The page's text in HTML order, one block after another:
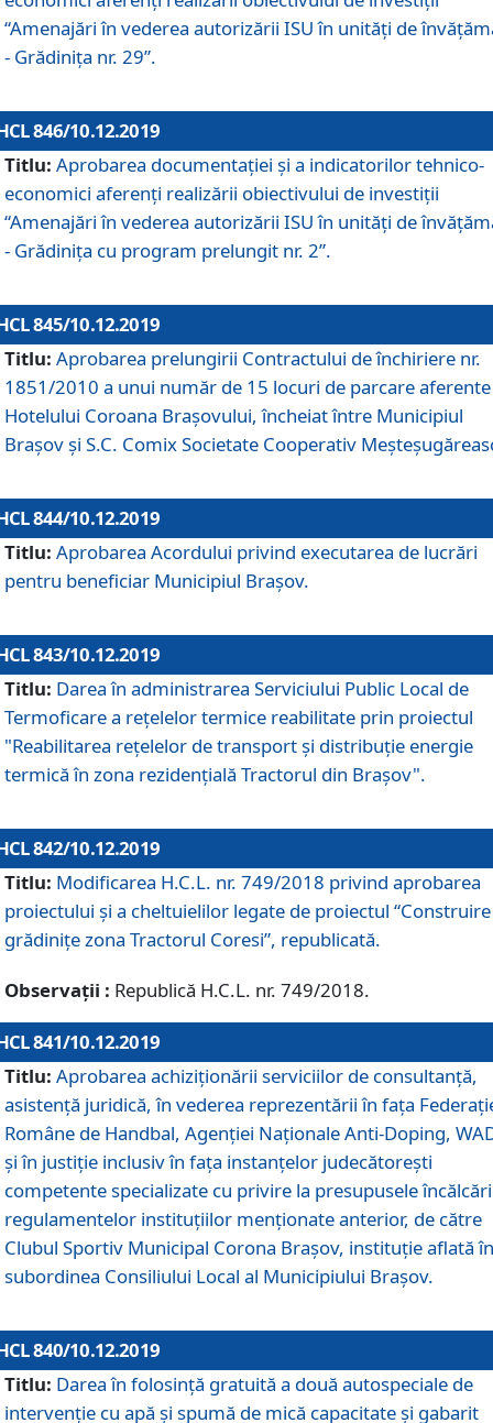
“Amenajări în vederea autorizării ISU în unități de
- Grădinița nr. 29”.
846/10.12.2019
Titlu: Aprobarea documentației și a indicatorilor tehnico-
economici aferenți realizării obiectivului de investiții
“Amenajări în vederea autorizării ISU în unități de
- Grădinița cu program prelungit nr. 2”.
845/10.12.2019
Titlu: Aprobarea prelungirii Contractului de închiriere nr.
1851/2010 a unui număr de 15 locuri de parcare aferente
Hotelului Coroana Brașovului, încheiat între Municipiul
Braşov şi S.C. Comix Societate Cooperativ
844/10.12.2019
Titlu: Aprobarea Acordului privind executarea de lucrări
pentru beneficiar Municipiul Brașov.
843/10.12.2019
Titlu: Darea în administrarea Serviciului Public Local de
Termoficare a rețelelor termice reabilitate prin proiectul
"Reabilitarea reţelelor de transport şi distribuţie energie
termică în zona rezidenţială Tractorul din Braşov".
842/10.12.2019
Titlu: Modificarea H.C.L. nr. 749/2018 privind aprobarea
proiectului și a cheltuielilor legate de proiectul “Construire
grădinițe zona Tractorul Coresi”, republicată.
Observații : Republică H.C.L. nr. 749/2018.
841/10.12.2019
Titlu: Aprobarea achiziționării serviciilor de consultanță,
asistență juridică, în vederea reprezentării în fața
Române de Handbal, Agenției Naționale Anti-Doping,
și în justiție inclusiv în fața instanțelor judecătorești
competente specializate cu privire la presupusele
regulamentelor instituțiilor menționate anterior, de către
Clubul Sportiv Municipal Corona Braşov, instituție aflată în
subordinea Consiliului Local al Municipiului Brașov.
840/10.12.2019
Titlu: Darea în folosință gratuită a două autospeciale de
intervenție cu apă și spumă de mică capacitate și gabarit